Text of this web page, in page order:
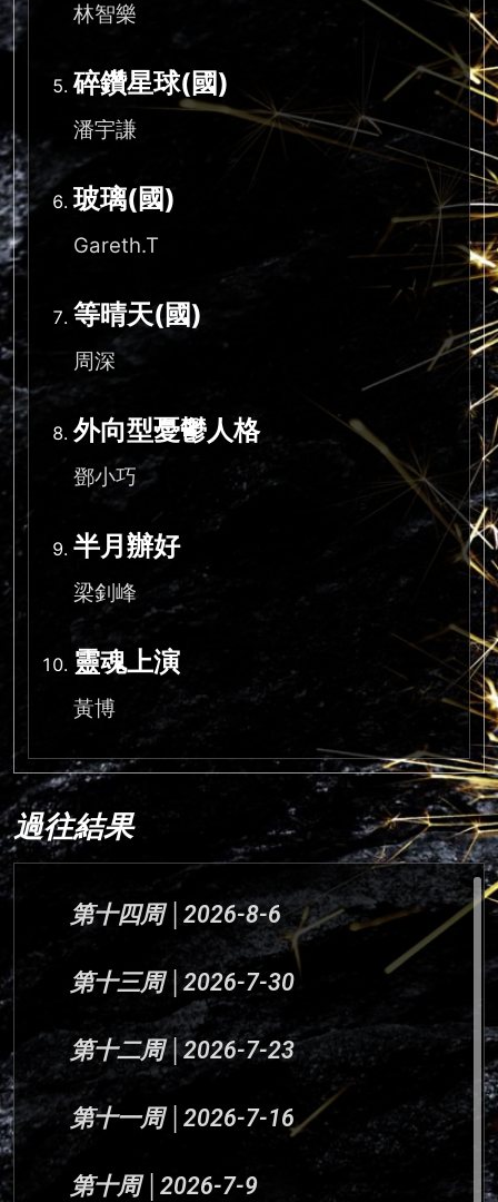
林智樂
碎鑽星球(國)
潘宇謙
玻璃(國)
Gareth.T
等晴天(國)
周深
外向型憂鬱人格
鄧小巧
半月辦好
梁釗峰
靈魂上演
黃博
過往結果
第十四周 │2026-8-6
第十三周 │2026-7-30
第十二周 │2026-7-23
第十一周 │2026-7-16
第十周 │2026-7-9